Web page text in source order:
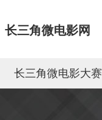
长三角微电影网
长三角微电影大赛